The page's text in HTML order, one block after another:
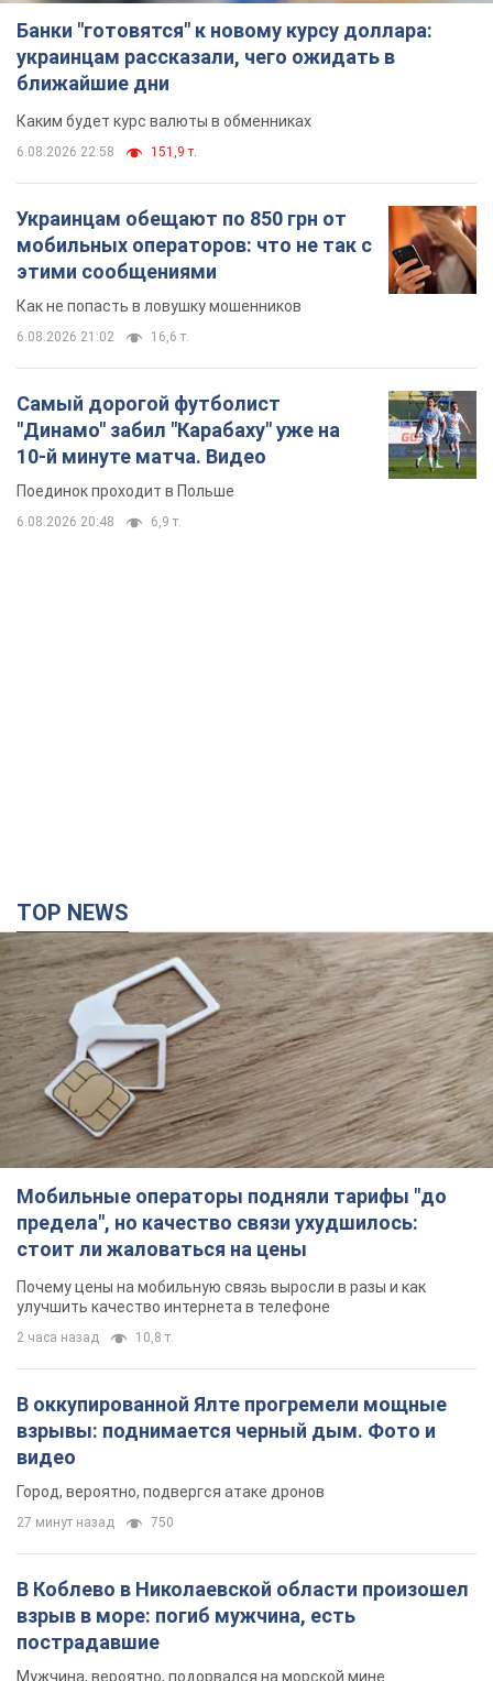
Банки "готовятся" к новому курсу доллара:
украинцам рассказали, чего ожидать в
ближайшие дни
Каким будет курс валюты в обменниках
6.08.2026 22:58 151,9 т.
Украинцам обещают по 850 грн от
мобильных операторов: что не так с
этими сообщениями
Как не попасть в ловушку мошенников
6.08.2026 21:02 16,6 т.
Самый дорогой футболист
"Динамо" забил "Карабаху" уже на
10-й минуте матча. Видео
Поединок проходит в Польше
6.08.2026 20:48 6,9 т.
TOP NEWS
Мобильные операторы подняли тарифы "до
предела", но качество связи ухудшилось:
стоит ли жаловаться на цены
Почему цены на мобильную связь выросли в разы и как
улучшить качество интернета в телефоне
2 часа назад 10,8 т.
В оккупированной Ялте прогремели мощные
взрывы: поднимается черный дым. Фото и
видео
Город, вероятно, подвергся атаке дронов
27 минут назад 750
В Коблево в Николаевской области произошел
взрыв в море: погиб мужчина, есть
пострадавшие
Мужчина, вероятно, подорвался на морской мине